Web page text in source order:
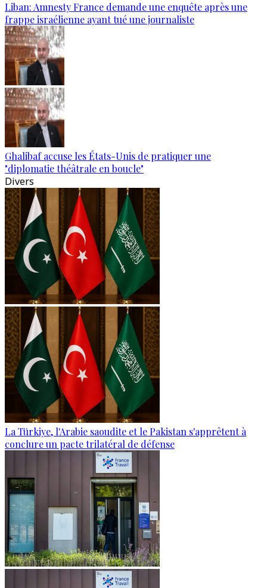
Liban: Amnesty France demande une enquête après une
frappe israélienne ayant tué une journaliste
Ghalibaf accuse les États-Unis de pratiquer une
"diplomatie théâtrale en boucle"
Divers
La Türkiye, l'Arabie saoudite et le Pakistan s'apprêtent à
conclure un pacte trilatéral de défense